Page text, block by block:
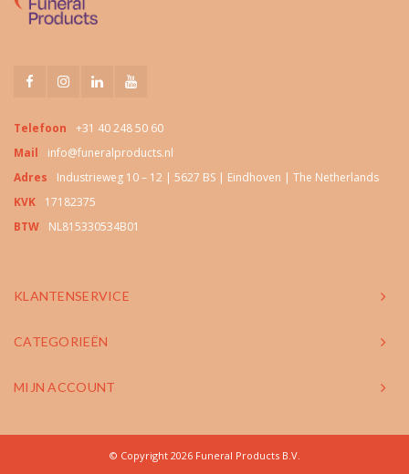
Telefoon
+31 40 248 50 60
Mail
info@funeralproducts.nl
Adres
Industrieweg 10 – 12 | 5627 BS | Eindhoven | The Netherlands
KVK
17182375
BTW
NL815330534B01
KLANTENSERVICE
CATEGORIEËN
MIJN ACCOUNT
© Copyright 2026 Funeral Products B.V.